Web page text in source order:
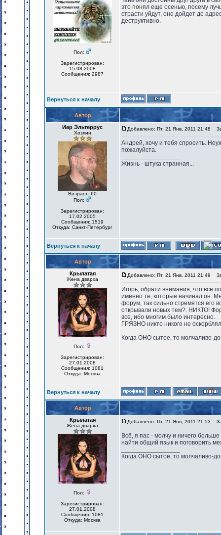
Пол:
Зарегистрирован:
15.08.2008
Сообщения: 2987
это понял еще осенью, посему
страсти уйдут, оно дойдет до
деструктивно.
Вернуться к началу
Автор
Иар Эльтеррус
Хозяин
Возраст: 60
Пол:
Зарегистрирован:
17.02.2005
Сообщения: 1519
Откуда: Санкт-Петербург
Добавлено: Пт, 21 Янв, 2011 21:48
Андрей, хочу и тебя спросить.
пожалуйста.
Жизнь - штука странная...
Вернуться к началу
Автор
Крылатая
Жена дварха
Пол:
Зарегистрирован:
27.01.2008
Сообщения: 1081
Откуда: Москва
Добавлено: Пт, 21 Янв, 2011 21:49
Игорь, обрати внимания, что все
именно те, которые начинал он.
форум, так сильно стремятся его
открывали новых тем?. НИКТО!
все, ибо многим было интересно.
ГРЯЗНО никто никого не
Когда ОНО сытое, то молчаливо-
Вернуться к началу
Автор
Крылатая
Жена дварха
Пол:
Зарегистрирован:
27.01.2008
Сообщения: 1081
Откуда: Москва
Добавлено: Пт, 21 Янв, 2011 21:53
Всё, я пас - молчу и ничего
найти общий язык и поговорить
Когда ОНО сытое, то молчаливо-